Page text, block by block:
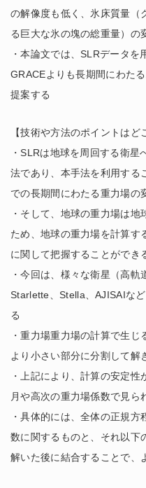
の解像度も低く、氷床質量（
る巨大な氷の塊の総重量）の
・本論文では、SLRデータを
GRACEよりも長期間にわた
提案する
【技術や方法のポイントはど
・SLRは地球を周回する衛
法であり、本手法を利用する
での長期間にわたる重力場の
・そして、地球の重力場は
ため、地球の重力場を計算す
に関して把握することができ
・今回は、様々な衛星（高
Starlette、Stella、AJISAIな
る
・重力場重力場の計算で生じ
より小さい部分に分割して解
・上記により、計算の安定
月や高次の重力場係数で見ら
・具体的には、全体の正規
数に関するものと、それ以下
解いた後に結合することで、